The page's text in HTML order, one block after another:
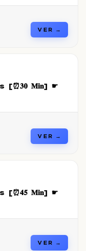
VER →
𝐌𝐢𝐧] ☛
VER →
𝐌𝐢𝐧] ☛
VER →